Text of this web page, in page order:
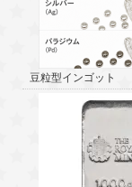
豆粒型インゴット